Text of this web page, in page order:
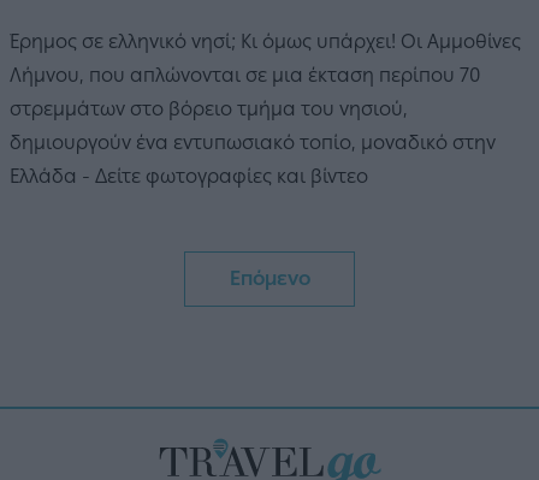
Έρημος σε ελληνικό νησί; Κι όμως υπάρχει! Οι Αμμοθίνες
Λήμνου, που απλώνονται σε μια έκταση περίπου 70
στρεμμάτων στο βόρειο τμήμα του νησιού,
δημιουργούν ένα εντυπωσιακό τοπίο, μοναδικό στην
Ελλάδα - Δείτε φωτογραφίες και βίντεο
Επόμενο